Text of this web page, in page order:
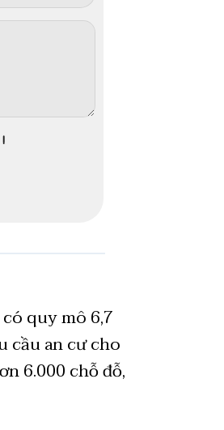
quy mô 6,7
cầu an cư cho
6.000 chỗ đỗ,